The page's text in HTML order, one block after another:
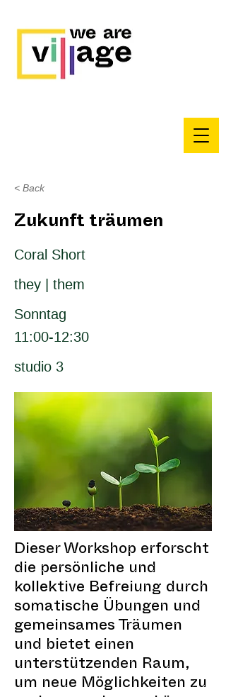
< Back
Zukunft träumen
Coral Short
they | them
Sonntag
11:00-12:30
studio 3
Dieser Workshop erforscht
die persönliche und
kollektive Befreiung durch
somatische Übungen und
gemeinsames Träumen
und bietet einen
unterstützenden Raum,
um neue Möglichkeiten zu